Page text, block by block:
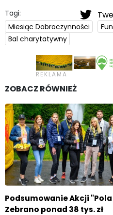
Tagi:
Miesiąc Dobroczynności
Bal charytatywny
ZOBACZ RÓWNIEŻ
Podsumowanie Akcji
Zebrano ponad 38 tys. zł